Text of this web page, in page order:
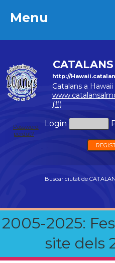
Menu
http://
Catalans a
(#)
Login
Password
perdut?
Buscar ciutat de
2005-2025:
site dels
Menu